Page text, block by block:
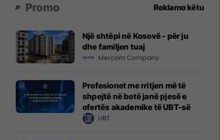
Promo Reklamo këtu
Një shtëpi në Kosovë - për ju
dhe familjen tuaj
Mercom Company
Profesionet me rritjen më të
shpejtë në botë janë pjesë e
ofertës akademike të UBT-së
UBT